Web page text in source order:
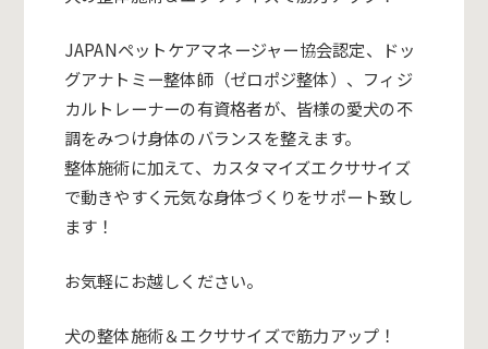
JAPANペットケアマネージャー協会認定、ドッ
グアナトミー整体師（ゼロポジ整体）、フィジ
カルトレーナーの有資格者が、皆様の愛犬の不
調をみつけ身体のバランスを整えます。
整体施術に加えて、カスタマイズエクササイズ
で動きやすく元気な身体づくりをサポート致し
ます！
お気軽にお越しください。
犬の整体施術＆エクササイズで筋力アップ！